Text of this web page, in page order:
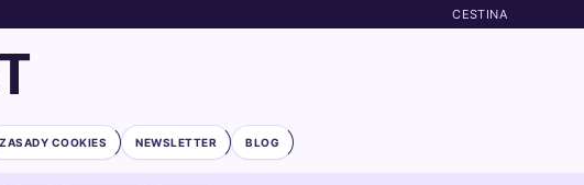
CESTINA
ZASADY COOKIES NEWSLETTER BLOG